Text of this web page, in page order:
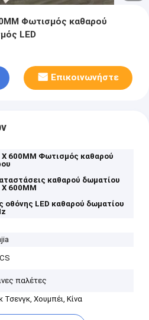
Φωτισμός καθαρού
LED
Επικοινωνήστε
X 600MM Φωτισμός καθαρού
καθαρού δωματίου
X 600MM
οθόνης LED καθαρού δωματίου
παλέτες
Τσενγκ, Χουμπέι, Κίνα